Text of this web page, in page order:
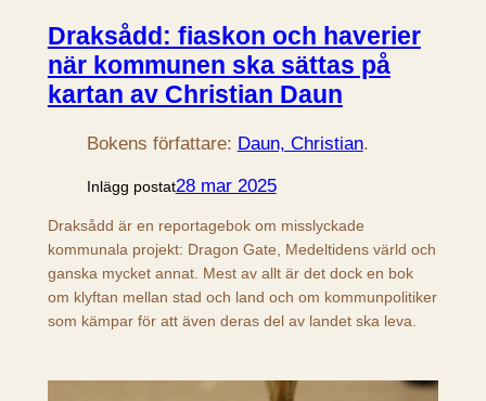
Draksådd: fiaskon och haverier
när kommunen ska sättas på
kartan av Christian Daun
Bokens författare: Daun, Christian.
Inlägg postat28 mar 2025
Draksådd är en reportagebok om misslyckade
kommunala projekt: Dragon Gate, Medeltidens värld och
ganska mycket annat. Mest av allt är det dock en bok
om klyftan mellan stad och land och om kommunpolitiker
som kämpar för att även deras del av landet ska leva.